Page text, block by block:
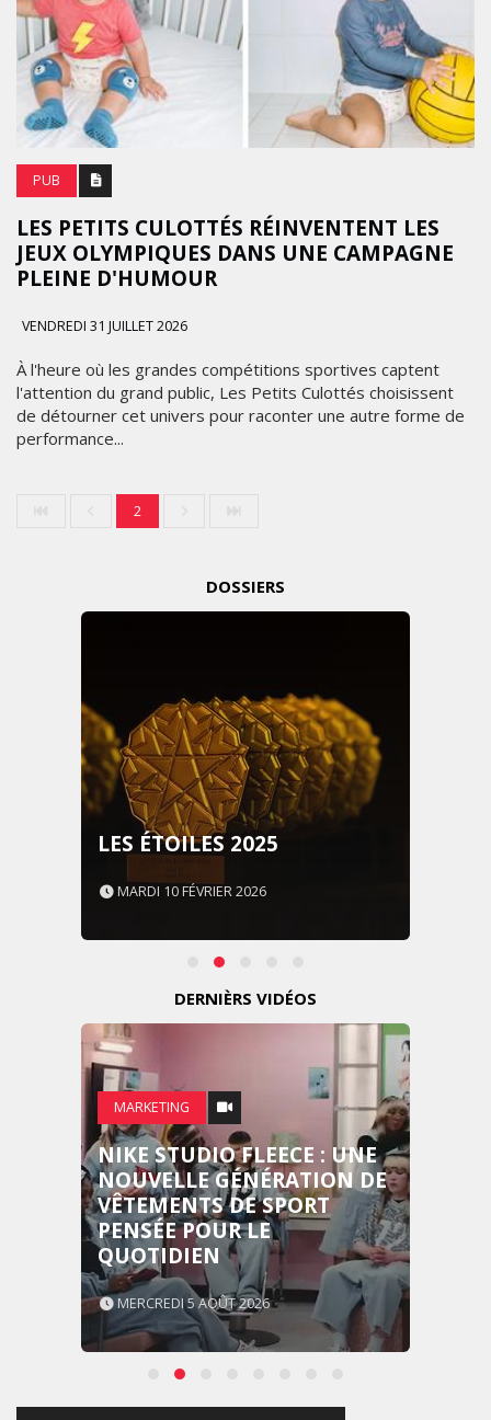
PUB
LES PETITS CULOTTÉS RÉINVENTENT LES
JEUX OLYMPIQUES DANS UNE CAMPAGNE
PLEINE D'HUMOUR
VENDREDI 31 JUILLET 2026
À l'heure où les grandes compétitions sportives captent
l'attention du grand public, Les Petits Culottés choisissent
de détourner cet univers pour raconter une autre forme de
performance...
2
DOSSIERS
LES ÉTOILES 2025
MARDI 10 FÉVRIER 2026
DERNIÈRS VIDÉOS
MARKETING
NIKE STUDIO FLEECE : UNE
NOUVELLE GÉNÉRATION DE
VÊTEMENTS DE SPORT
PENSÉE POUR LE
QUOTIDIEN
MERCREDI 5 AOÛT 2026